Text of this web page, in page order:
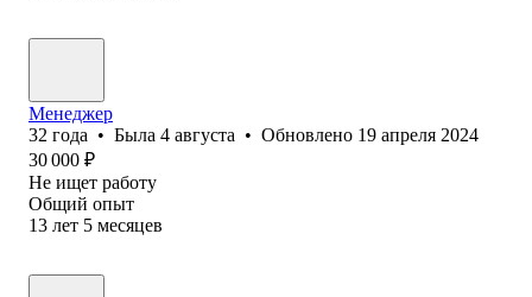
Менеджер
32 года • Была 4 августа • Обновлено 19 апреля 2024
30 000 ₽
Не ищет работу
Общий опыт
13 лет 5 месяцев